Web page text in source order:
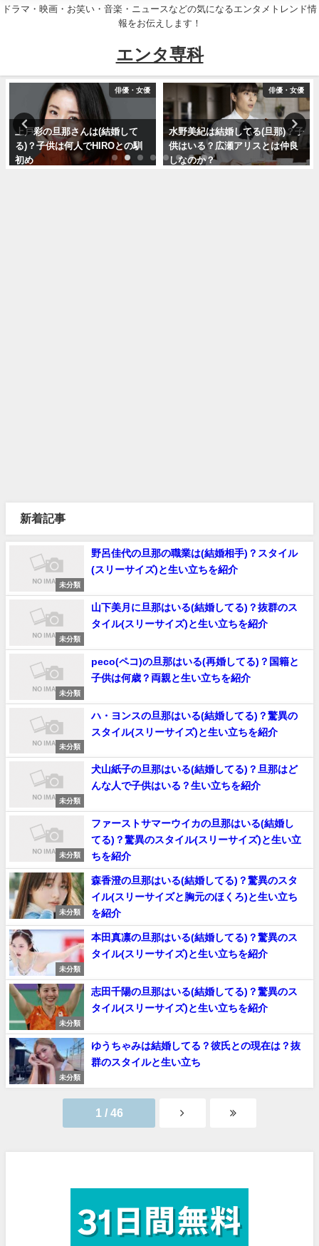
ドラマ・映画・お笑い・音楽・ニュースなどの気になるエンタメトレンド情
報をお伝えします！
エンタ専科
俳優・女優
上戸彩の旦那さんは(結婚して
る)？子供は何人でHIROとの馴
初め
俳優・女優
水野美紀は結婚してる(旦那)？子
供はいる？広瀬アリスとは仲良
しなのか？
新着記事
未分類
野呂佳代の旦那の職業は(結婚相手)？スタイル
(スリーサイズ)と生い立ちを紹介
未分類
山下美月に旦那はいる(結婚してる)？抜群のス
タイル(スリーサイズ)と生い立ちを紹介
未分類
peco(ペコ)の旦那はいる(再婚してる)？国籍と
子供は何歳？両親と生い立ちを紹介
未分類
ハ・ヨンスの旦那はいる(結婚してる)？驚異の
スタイル(スリーサイズ)と生い立ちを紹介
未分類
犬山紙子の旦那はいる(結婚してる)？旦那はど
んな人で子供はいる？生い立ちを紹介
未分類
ファーストサマーウイカの旦那はいる(結婚し
てる)？驚異のスタイル(スリーサイズ)と生い立
ちを紹介
未分類
森香澄の旦那はいる(結婚してる)？驚異のスタ
イル(スリーサイズと胸元のほくろ)と生い立ち
を紹介
未分類
本田真凛の旦那はいる(結婚してる)？驚異のス
タイル(スリーサイズ)と生い立ちを紹介
未分類
志田千陽の旦那はいる(結婚してる)？驚異のス
タイル(スリーサイズ)と生い立ちを紹介
未分類
ゆうちゃみは結婚してる？彼氏との現在は？抜
群のスタイルと生い立ち
1 / 46